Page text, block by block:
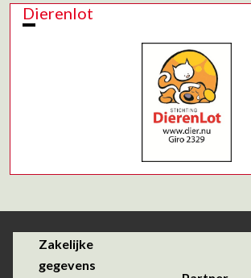
Dierenlot
Zakelijke
gegevens